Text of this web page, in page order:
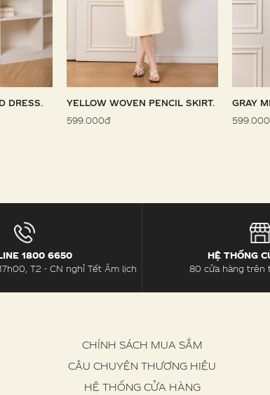
DRESS.
YELLOW WOVEN PENCIL SKIRT.
599.000đ
GRAY
1800 6650
T2 - CN nghỉ Tết Âm lịch
HỆ THỐNG
80 cửa hàng trên
CHÍNH SÁCH MUA SẮM
CÂU CHUYỆN THƯƠNG HIỆU
HỆ THỐNG CỬA HÀNG